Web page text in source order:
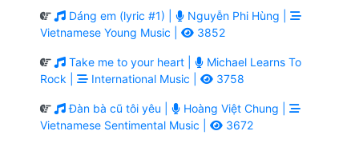
Dáng em (lyric #1) |
Nguyễn Phi Hùng |
Vietnamese Young Music |
3852
Take me to your heart |
Michael Learns To
Rock |
International Music | 3758
Đàn bà cũ tôi yêu |
Hoàng Việt Chung |
Vietnamese Sentimental Music |
3672